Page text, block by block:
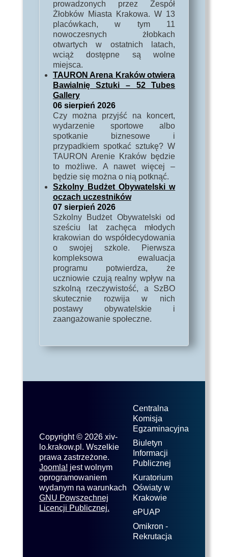
prowadzonych przez Zespół
Żłobków Miasta Krakowa. W 13
placówkach, w tym 11
nowoczesnych żłobkach
otwartych w ostatnich latach,
wciąż dostępne są wolne
miejsca.
TAURON Arena Kraków otwiera
Bawialnię Sztuki – 52 Tubes
Gallery
06 sierpień 2026
Czy można przyjść na koncert,
wydarzenie sportowe albo
spotkanie biznesowe i
przypadkiem spotkać sztukę? W
TAURON Arenie Kraków będzie
to możliwe. A nawet więcej –
będzie się można o nią potknąć.
Szkolny Budżet Obywatelski w
oczach uczestników
07 sierpień 2026
Szkolny Budżet Obywatelski od
sześciu lat zachęca młodych
krakowian do współdecydowania
o swojej szkole. Pierwsza
kompleksowa ewaluacja
programu potwierdza, że
uczniowie czują realny wpływ na
szkolną rzeczywistość, a SzBO
skutecznie rozwija w nich
postawy obywatelskie i
zaangażowanie społeczne.
Copyright © 2026 xiv-
lo.krakow.pl. Wszelkie
prawa zastrzeżone.
Joomla! jest wolnym
oprogramowaniem
wydanym na warunkach
GNU Powszechnej
Licencji Publicznej.
Centralna
Komisja
Egzaminacyjna
Biuletyn
Informacji
Publicznej
Kuratorium
Oświaty w
Krakowie
ePUAP
Omikron -
Rekrutacja